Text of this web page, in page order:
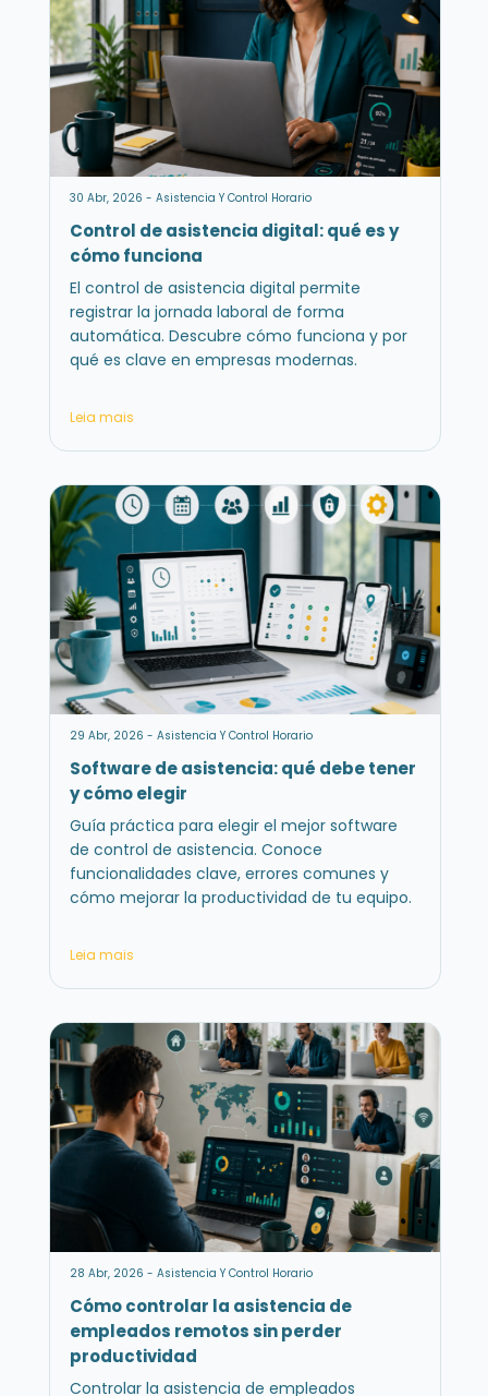
30 Abr, 2026 - Asistencia Y Control Horario
Control de asistencia digital: qué es y
cómo funciona
El control de asistencia digital permite
registrar la jornada laboral de forma
automática. Descubre cómo funciona y por
qué es clave en empresas modernas.
Leia mais
29 Abr, 2026 - Asistencia Y Control Horario
Software de asistencia: qué debe tener
y cómo elegir
Guía práctica para elegir el mejor software
de control de asistencia. Conoce
funcionalidades clave, errores comunes y
cómo mejorar la productividad de tu equipo.
Leia mais
28 Abr, 2026 - Asistencia Y Control Horario
Cómo controlar la asistencia de
empleados remotos sin perder
productividad
Controlar la asistencia de empleados